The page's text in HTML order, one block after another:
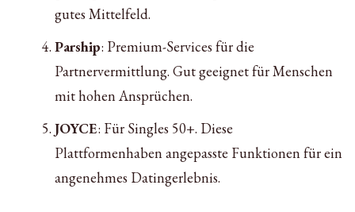
gutes Mittelfeld.
Parship: Premium-Services für die
Partnervermittlung. Gut geeignet für Menschen
mit hohen Ansprüchen.
JOYCE: Für Singles 50+. Diese
Plattformenhaben angepasste Funktionen für ein
angenehmes Datingerlebnis.